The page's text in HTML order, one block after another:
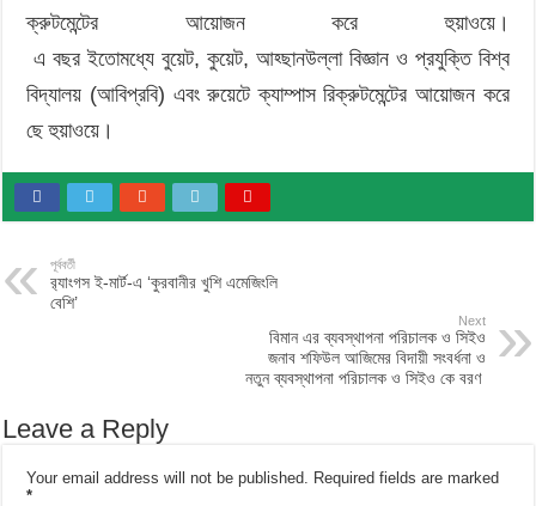
ক্রুটমেন্টের আয়োজন করে হুয়াওয়ে।
এ বছর ইতোমধ্যে বুয়েট, কুয়েট, আহ্ছানউল্লা বিজ্ঞান ও প্রযুক্তি বিশ্ব
বিদ্যালয় (আবিপ্রবি) এবং রুয়েটে ক্যাম্পাস রিক্রুটমেন্টের আয়োজন করে
ছে হুয়াওয়ে।
পূর্ববর্তী
র‍্যাংগস ই-মার্ট-এ ‘কুরবানীর খুশি এমেজিংলি
বেশি’
Next
বিমান এর ব্যবস্থাপনা পরিচালক ও সিইও
জনাব শফিউল আজিমের বিদায়ী সংবর্ধনা ও
নতুন ব্যবস্থাপনা পরিচালক ও সিইও কে বরণ
Leave a Reply
Your email address will not be published.
Required fields are marked
*